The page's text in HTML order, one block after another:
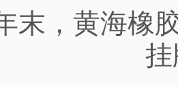
末，黄海橡